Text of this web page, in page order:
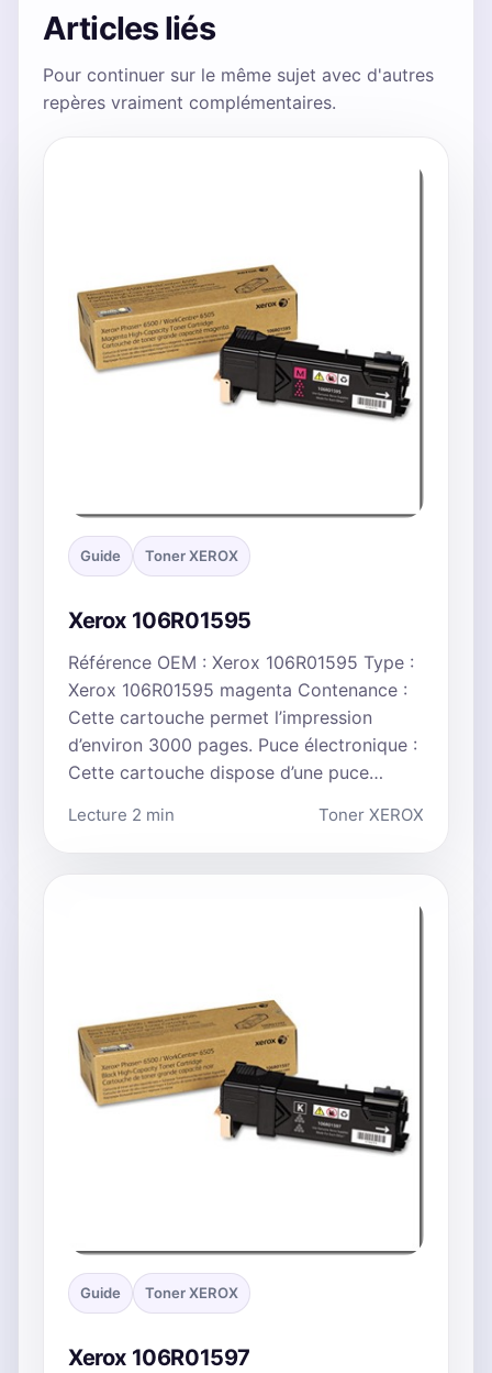
Articles liés
Pour continuer sur le même sujet avec d'autres
repères vraiment complémentaires.
Guide Toner XEROX
Xerox 106R01595
Référence OEM : Xerox 106R01595 Type :
Xerox 106R01595 magenta Contenance :
Cette cartouche permet l’impression
d’environ 3000 pages. Puce électronique :
Cette cartouche dispose d’une puce…
Lecture 2 min Toner XEROX
Guide Toner XEROX
Xerox 106R01597